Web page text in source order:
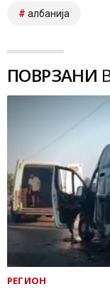
албанија
ПОВРЗАНИ
РЕГИОН